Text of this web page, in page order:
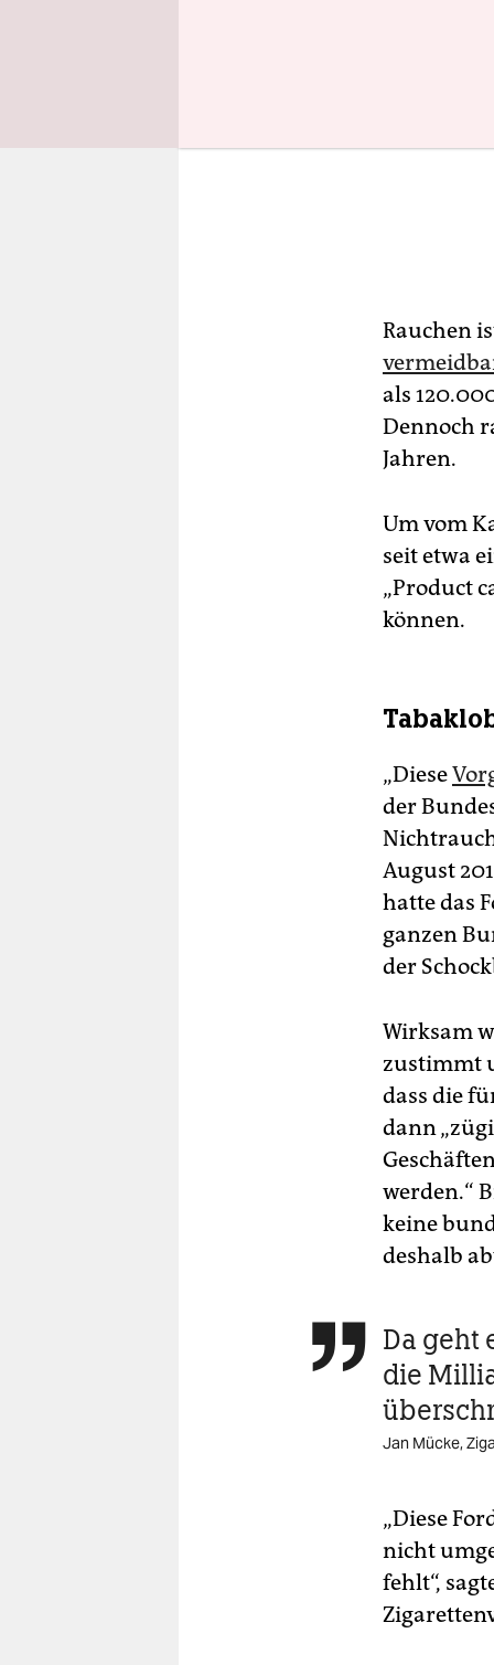
Rauchen
als
Dennoch
Jahren.
Um vom
seit etwa
„Product
können.
„Diese
der
August
hatte das
ganzen
der
Wirksam
zustimmt
dass die
dann
werden.“
keine
deshalb
 Da geht
die
Jan Mücke,
„Diese
nicht
fehlt“,